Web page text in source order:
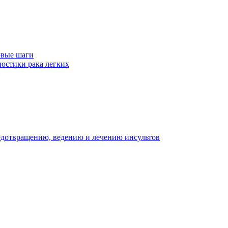
шаги
рака легких
ведению и лечению инсультов